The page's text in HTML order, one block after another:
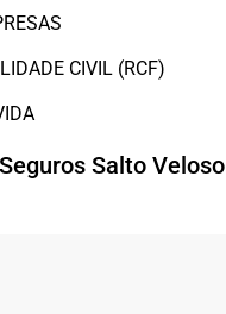
CIVIL (RCF)
Salto Veloso